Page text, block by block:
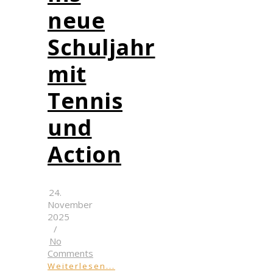
neue
Schuljahr
mit
Tennis
und
Action
24.
November
2025
/
No
Comments
Weiterlesen...